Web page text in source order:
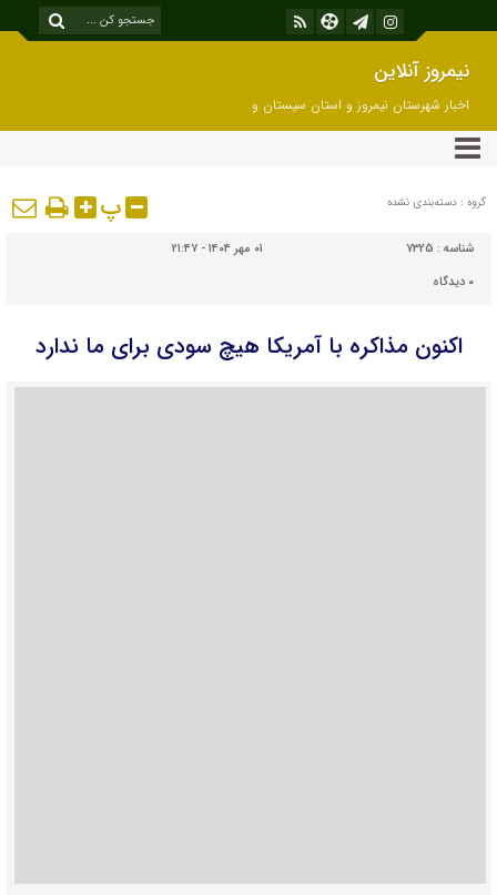
نیمروز آنلاین
اخبار شهرستان نیمروز و استان سیستان و
بلوچستان
گروه : دسته‌بندی نشده پ
شناسه : 7325
۰۱ مهر ۱۴۰۴ - ۲۱:۴۷
۰ دیدگاه
اکنون مذاکره با آمریکا هیچ سودی برای ما ندارد